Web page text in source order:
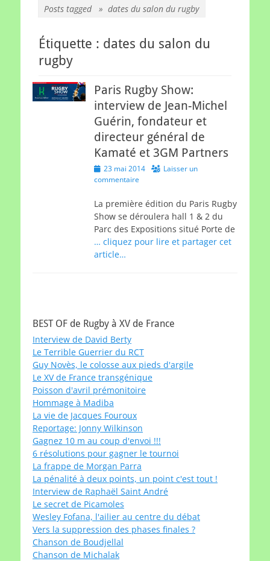
Posts tagged » dates du salon du rugby
Étiquette : dates du salon du
rugby
Paris Rugby Show:
interview de Jean-Michel
Guérin, fondateur et
directeur général de
Kamaté et 3GM Partners
Posted
on
23 mai 2014
Laisser un
commentaire
La première édition du Paris Rugby
Show se déroulera hall 1 & 2 du
Parc des Expositions situé Porte de
… cliquez pour lire et partager cet
article…
BEST OF de Rugby à XV de France
Interview de David Berty
Le Terrible Guerrier du RCT
Guy Novès, le colosse aux pieds d'argile
Le XV de France transgénique
Poisson d'avril prémonitoire
Hommage à Madiba
La vie de Jacques Fouroux
Reportage: Jonny Wilkinson
Gagnez 10 m au coup d'envoi !!!
6 résolutions pour gagner le tournoi
La frappe de Morgan Parra
La pénalité à deux points, un point c'est tout !
Interview de Raphaël Saint André
Le secret de Picamoles
Wesley Fofana, l'ailier au centre du débat
Vers la suppression des phases finales ?
Chanson de Boudjellal
Chanson de Michalak